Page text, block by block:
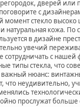
дверей или
с
момент стекло высоко
натуральная кожа. По
в дизайне
увечий
сотрудничать с
типы стекла, что
нюанс:
что неудивительно,
прослужат больше